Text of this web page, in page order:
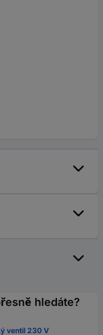
hledáte?
ventil 230 V